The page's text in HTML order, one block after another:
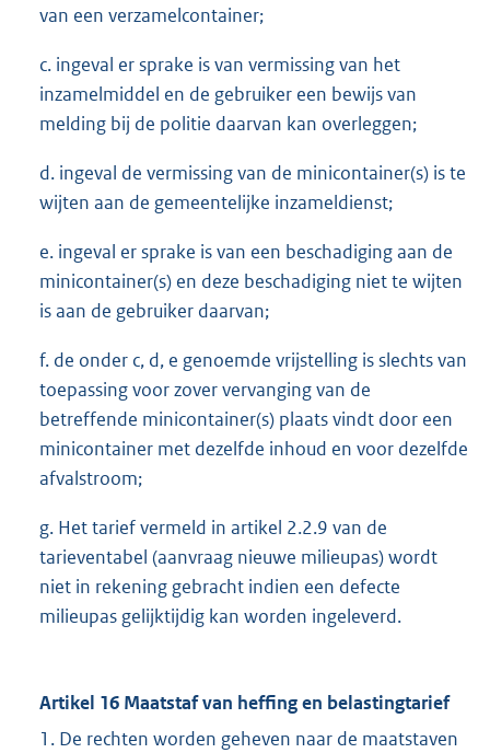
van een verzamelcontainer;
c. ingeval er sprake is van vermissing van het
inzamelmiddel en de gebruiker een bewijs van
melding bij de politie daarvan kan overleggen;
d. ingeval de vermissing van de minicontainer(s) is te
wijten aan de gemeentelijke inzameldienst;
e. ingeval er sprake is van een beschadiging aan de
minicontainer(s) en deze beschadiging niet te wijten
is aan de gebruiker daarvan;
f. de onder c, d, e genoemde vrijstelling is slechts van
toepassing voor zover vervanging van de
betreffende minicontainer(s) plaats vindt door een
minicontainer met dezelfde inhoud en voor dezelfde
afvalstroom;
g. Het tarief vermeld in artikel 2.2.9 van de
tarieventabel (aanvraag nieuwe milieupas) wordt
niet in rekening gebracht indien een defecte
milieupas gelijktijdig kan worden ingeleverd.
Artikel 16 Maatstaf van heffing en belastingtarief
1. De rechten worden geheven naar de maatstaven